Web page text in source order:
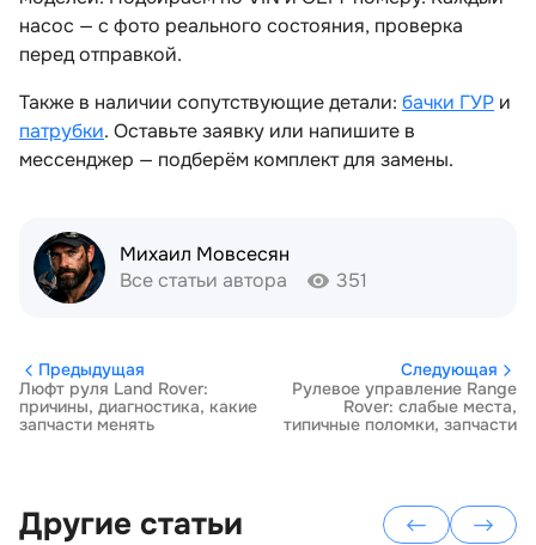
насос — с фото реального состояния, проверка
перед отправкой.
Также в наличии сопутствующие детали: ачки ГУР и
патрубки. Оставьте заявку или напишите
мессенджер — подберём комплект для замены.
Михаил Мовсесян
Все статьи автора
351
Предыдущая
Люфт руля Land Rover:
причины, диагностика, какие
запчасти менять
Следующая
Рулевое управление Range
Rover: слабые места,
типичные поломки, запчасти
Другие статьи